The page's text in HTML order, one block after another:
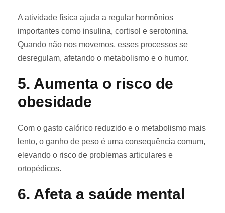
A atividade física ajuda a regular hormônios
importantes como insulina, cortisol e serotonina.
Quando não nos movemos, esses processos se
desregulam, afetando o metabolismo e o humor.
5. Aumenta o risco de
obesidade
Com o gasto calórico reduzido e o metabolismo mais
lento, o ganho de peso é uma consequência comum,
elevando o risco de problemas articulares e
ortopédicos.
6. Afeta a saúde mental